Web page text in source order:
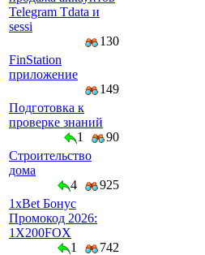
Telegram Tdata и
sessi
130
FinStation
приложение
149
Подготовка к
проверке знаний
1
90
Строительство
дома
4
925
1xBet Бонус
Промокод 2026:
1X200FOX
1
742